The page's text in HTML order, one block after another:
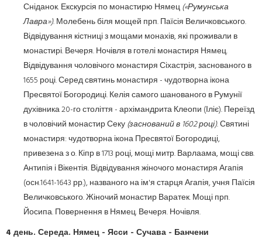
Сніданок. Екскурсія по монастирю Нямец(«Румунська
Лавра»). Молебень біля мощей прп. Паїсія Величковського.
Відвідування кістниці з мощами монахів, які проживали в
монастирі. Вечеря. Ночівля в готелі монастиря Нямец.
Відвідування чоловічого монастиря Сіхастрія, заснованого в
1655 році. Серед святинь монастиря - чудотворна ікона
Пресвятої Богородиці. Келія самого шанованого в Румунії
духівника 20-го століття - архімандрита Клеопи (Іліє). Переїзд
в чоловічий монастир Секу(заснований в 1602 році). Святині
монастиря: чудотворна ікона Пресвятої Богородиці,
привезена з о. Кіпр в 1713 році, мощі митр. Варлаама, мощі свв.
Антипія і Вікентія. Відвідування жіночого монастиря Агапія
(осн.1641-1643 рр.), названого на ім'я старця Агапія, учня Паїсія
Величковського. Жіночий монастир Варатек. Мощі прп.
Йосипа. Повернення в Нямец. Вечеря. Ночівля.
4 день. Середа. Нямец - Ясси - Сучава - Банчени